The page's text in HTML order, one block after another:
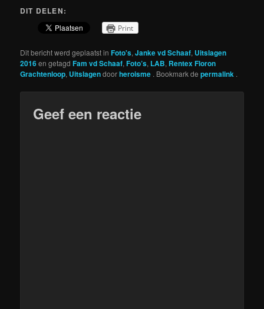
DIT DELEN:
Print
Dit bericht werd geplaatst inFoto's,Janke vd Schaaf, Uitslagen
2016en getagdFam vd Schaaf,Foto’s, LAB, Rentex Floron
Grachtenloop, Uitslagendoorheroisme . Bookmark depermalink .
Geef een reactie